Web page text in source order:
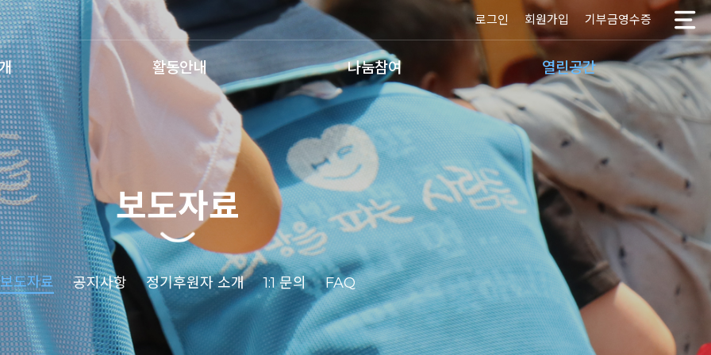
활동안내 나눔참여 열린공간
로그인 회원가입 기부금영수증
보도자료
보도자료 공지사항 정기후원자 소개 1:1 문의 FAQ